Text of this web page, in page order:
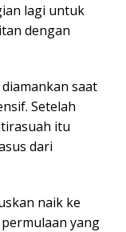
lagi untuk
dengan
diamankan saat
Setelah
itu
dari
naik ke
yang